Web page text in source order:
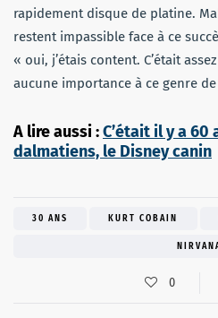
rapidement disque de platine.
restent impassible face à ce
« oui, j’étais content. C’était
aucune importance à ce genre
A lire aussi :C’était il y a 60
dalmatiens, le Disney canin
30 ANS KURT COBAIN
0